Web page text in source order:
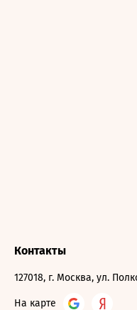
Контакты
127018, г. Москва, ул.
На карте